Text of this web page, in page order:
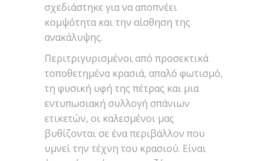
σχεδιάστηκε για να αποπνέει
κομψότητα και την αίσθηση της
ανακάλυψης.
Περιτριγυρισμένοι από προσεκτικά
τοποθετημένα κρασιά, απαλό φωτισμό,
τη φυσική υφή της πέτρας και μια
εντυπωσιακή συλλογή σπάνιων
ετικετών, οι καλεσμένοι μας
βυθίζονται σε ένα περιβάλλον που
υμνεί την τέχνη του κρασιού. Είναι